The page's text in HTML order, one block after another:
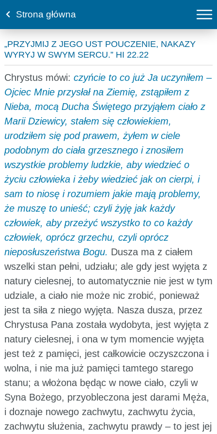
Strona główna
„PRZYJMIJ Z JEGO UST POUCZENIE, NAKAZY
WYRYJ W SWYM SERCU.” HI 22.22
Chrystus mówi: czyńcie to co już Ja uczyniłem –
Ojciec Mnie przysłał na Ziemię, zstąpiłem z
Nieba, mocą Ducha Świętego przyjąłem ciało z
Marii Dziewicy, stałem się człowiekiem,
urodziłem się pod prawem, żyłem w ciele
podobnym do ciała grzesznego i znosiłem
wszystkie problemy ludzkie, aby wiedzieć o
życiu człowieka i żeby wiedzieć jak on cierpi, i
sam to niosę i rozumiem jakie mają problemy,
że muszę to unieść; czyli żyję jak każdy
człowiek, aby przeżyć wszystko to co każdy
człowiek, oprócz grzechu, czyli oprócz
nieposłuszeństwa Bogu. Dusza ma z ciałem
wszelki stan pełni, udziału; ale gdy jest wyjęta z
natury cielesnej, to automatycznie nie jest w tym
udziale, a ciało nie może nic zrobić, ponieważ
jest ta siła z niego wyjęta. Nasza dusza, przez
Chrystusa Pana została wydobyta, jest wyjęta z
natury cielesnej, i ona w tym momencie wyjęta
jest też z pamięci, jest całkowicie oczyszczona i
wolna, i nie ma już pamięci tamtego starego
stanu; a włożona będąc w nowe ciało, czyli w
Syna Bożego, przyobleczona jest darami Męża,
i doznaje nowego zachwytu, zachwytu życia,
zachwytu służenia, zachwytu prawdy – to jest jej